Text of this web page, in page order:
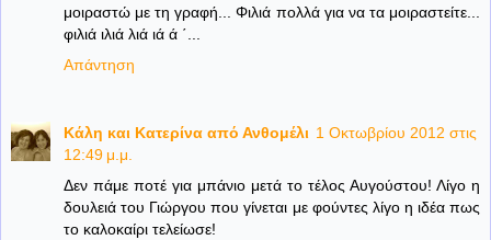
μοιραστώ με τη γραφή... Φιλιά πολλά για να τα μοιραστείτε...
φιλιά ιλιά λιά ιά ά ΄...
Απάντηση
Κάλη και Κατερίνα από Ανθομέλι 1 Οκτωβρίου 2012 στις
12:49 μ.μ.
Δεν πάμε ποτέ για μπάνιο μετά το τέλος Αυγούστου! Λίγο η
δουλειά του Γιώργου που γίνεται με φούντες λίγο η ιδέα πως
το καλοκαίρι τελείωσε!